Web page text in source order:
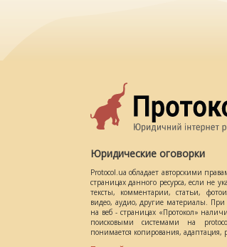
Юридические оговорки
Protocol.ua обладает авторскими
страницах данного ресурса, если не
тексты, комментарии, статьи,
видео, аудио, другие материалы.
на веб - страницах «Протокол»
поисковыми системами на
понимается копирования,